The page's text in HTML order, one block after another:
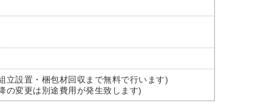
立設置・梱包材回収まで無料で行います)
の変更は別途費用が発生致します)